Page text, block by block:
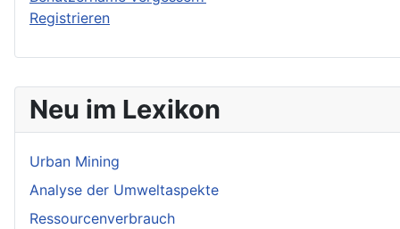
Neu im Lexikon
Urban Mining
Analyse der Umweltaspekte
Ressourcenverbrauch
Registrieren